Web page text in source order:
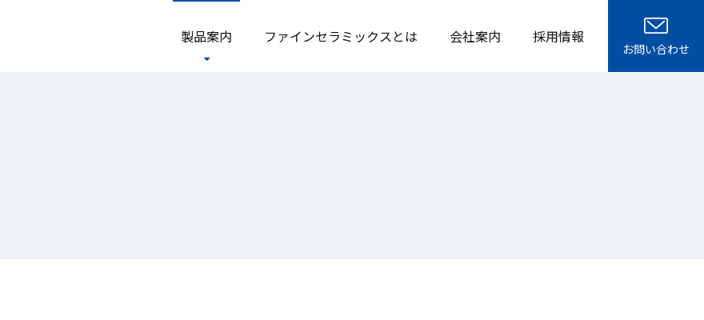
製品案内 ファインセラミックスとは 会社案内 採用情報
お問い合わせ